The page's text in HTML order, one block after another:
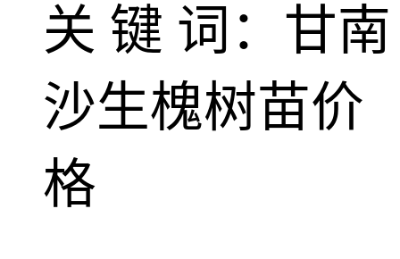
关 键 词：甘南
沙生槐树苗价
格